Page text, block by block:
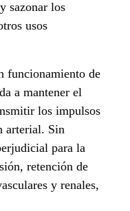
sazonar los
usos
funcionamiento de
a mantener el
los impulsos
arterial. Sin
para la
retención de
y renales,